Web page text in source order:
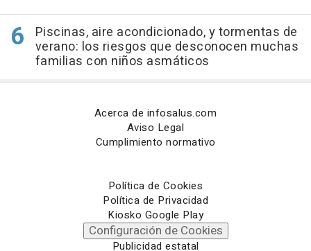
Piscinas, aire acondicionado, y tormentas de
verano: los riesgos que desconocen muchas
familias con niños asmáticos
Acerca de infosalus.com
Aviso Legal
Cumplimiento normativo
Política de Cookies
Política de Privacidad
Kiosko Google Play
Configuración de Cookies
Publicidad estatal